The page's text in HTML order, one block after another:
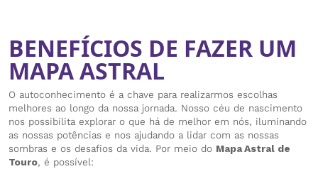
BENEFÍCIOS DE FAZER UM
MAPA ASTRAL
O autoconhecimento é a chave para realizarmos escolhas
melhores ao longo da nossa jornada. Nosso céu de nascimento
nos possibilita explorar o que há de melhor em nós, iluminando
as nossas potências e nos ajudando a lidar com as nossas
sombras e os desafios da vida. Por meio do Mapa Astral de
Touro, é possível: